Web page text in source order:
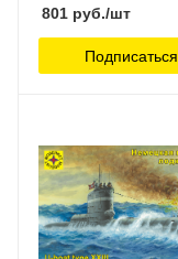
801 руб./шт
Подписаться